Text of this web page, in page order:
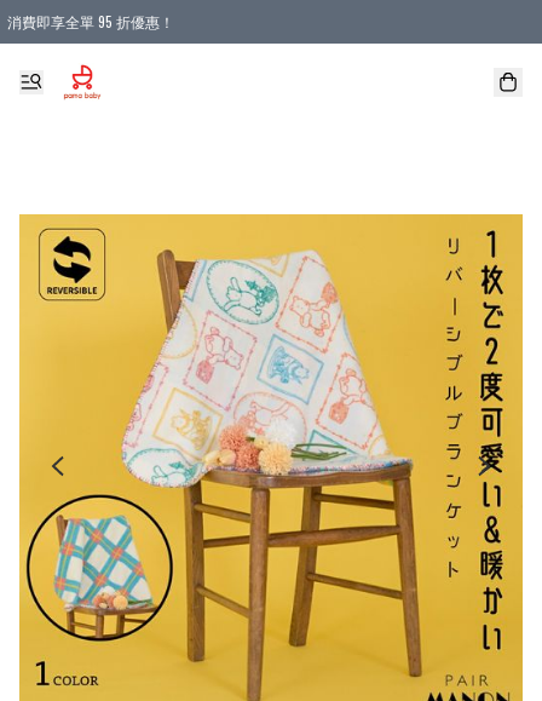
消費即享全單 95 折優惠！
購物滿 HKD 900.00即享免運費優惠！（適用於 本地送貨、本地取貨 )